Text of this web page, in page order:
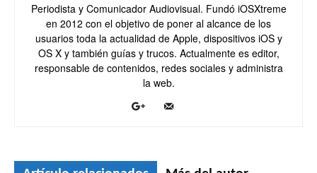
Periodista y Comunicador Audiovisual. Fundó iOSXtreme
en 2012 con el objetivo de poner al alcance de los
usuarios toda la actualidad de Apple, dispositivos iOS y
OS X y también guías y trucos. Actualmente es editor,
responsable de contenidos, redes sociales y administra
la web.